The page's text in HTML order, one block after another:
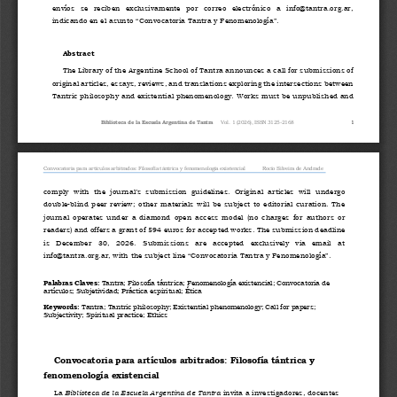
Biblioteca de la Escuela Argentina de Tantra Vol. 1 (2026), ISSN 3125-2168 1
envíos  se  reciben  exclusivamente  por  correo  electrónico  a  info@tantra.org.ar,
indicando en el asunto “Convocatoria Tantra y Fenomenología”.
Abstract
The Library of the Argentine School of Tantra announces a call for submissions of
original articles, essays, reviews, and translations exploring the intersections between
Tantric philosophy and existential phenomenology. Works must be unpublished and
Convocatoria para artículos arbitrados: Filosofía tántrica y fenomenología existencial Rocío Silveira de Andrade
comply  with  the  journal’s  submission  guidelines.  Original  articles  will  undergo
double‑blind  peer  review;  other  materials  will  be  subject  to  editorial  curation.  The
journal  operates  under  a  diamond  open  access  model  (no  charges  for  authors  or
readers) and offers a grant of 594 euros for accepted works. The submission deadline
is   December   30,   2026.   Submissions   are   accepted   exclusively   via   email   at
info@tantra.org.ar, with the subject line “Convocatoria Tantra y Fenomenología”.
Palabras Claves: Tantra; Filosofía tántrica; Fenomenología existencial; Convocatoria de
artículos; Subjetividad; Práctica espiritual; Ética
Keywords: Tantra; Tantric philosophy; Existential phenomenology; Call for papers;
Subjectivity; Spiritual practice; Ethics
Convocatoria para artículos arbitrados: Filosofía tántrica y
fenomenología existencial
La Biblioteca de la Escuela Argentina de Tantra invita a investigadores, docentes